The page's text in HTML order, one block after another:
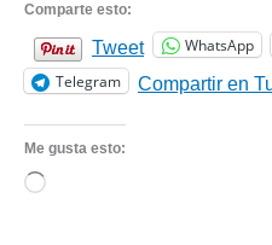
Comparte esto:
Tweet WhatsApp
Telegram
Compartir en
Me gusta esto:
Cargando...